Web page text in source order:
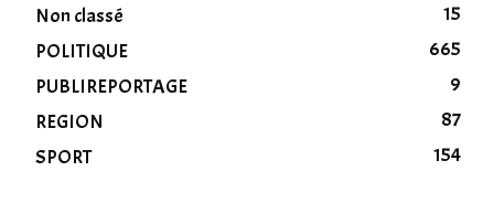
Non classé
15
POLITIQUE
665
PUBLIREPORTAGE
9
REGION
87
SPORT
154